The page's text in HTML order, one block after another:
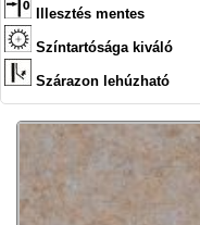
Illesztés mentes
Színtartósága kiváló
Szárazon lehúzható